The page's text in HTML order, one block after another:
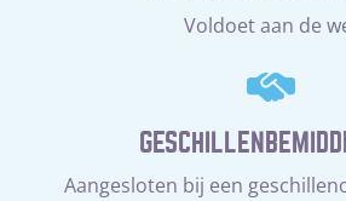
Voldoet aan de
Aangesloten bij een